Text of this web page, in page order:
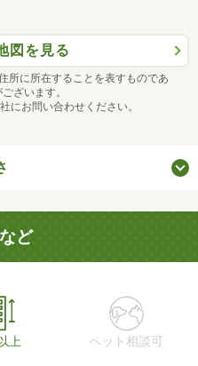
図を見る
所に所在することを表すものであ
ざいます。
にお問い合わせください。
ど
上 ペット相談可